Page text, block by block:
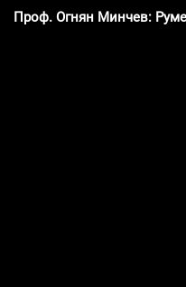
Проф. Огнян Минчев: